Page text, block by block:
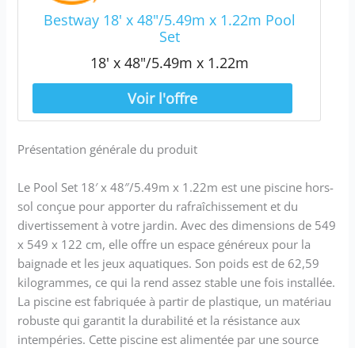
Bestway 18' x 48"/5.49m x 1.22m Pool
Set
18' x 48"/5.49m x 1.22m
Présentation générale du produit
Le Pool Set 18′ x 48″/5.49m x 1.22m est une piscine hors-
sol conçue pour apporter du rafraîchissement et du
divertissement à votre jardin. Avec des dimensions de 549
x 549 x 122 cm, elle offre un espace généreux pour la
baignade et les jeux aquatiques. Son poids est de 62,59
kilogrammes, ce qui la rend assez stable une fois installée.
La piscine est fabriquée à partir de plastique, un matériau
robuste qui garantit la durabilité et la résistance aux
intempéries. Cette piscine est alimentée par une source